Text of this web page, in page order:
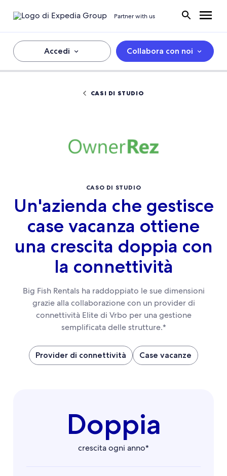
Partner with us
Accedi Collabora con noi
CASI DI STUDIO
CASO DI STUDIO
Un'azienda che gestisce
case vacanza ottiene
una crescita doppia con
la connettività
Big Fish Rentals ha raddoppiato le sue dimensioni
grazie alla collaborazione con un provider di
connettività Elite di Vrbo per una gestione
semplificata delle strutture.*
Provider di connettività Case vacanze
Doppia
crescita ogni anno*